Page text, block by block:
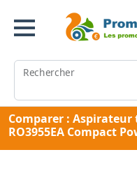
Rechercher
Comparer : Aspirateur
RO3955EA Compact